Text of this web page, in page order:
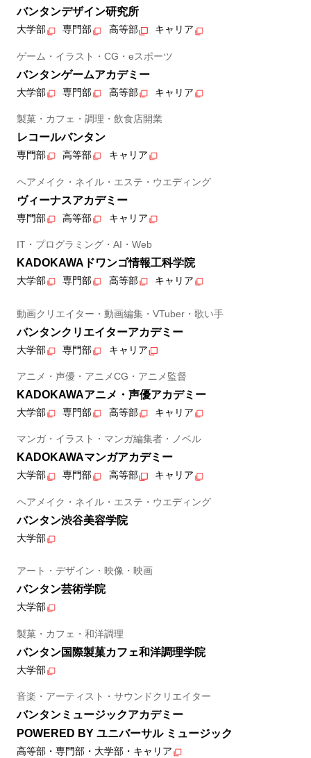
バンタンデザイン研究所
大学部 専門部 高等部 キャリア
ゲーム・イラスト・CG・eスポーツ
バンタンゲームアカデミー
大学部 専門部 高等部 キャリア
製菓・カフェ・調理・飲食店開業
レコールバンタン
専門部 高等部 キャリア
ヘアメイク・ネイル・エステ・ウエディング
ヴィーナスアカデミー
専門部 高等部 キャリア
IT・プログラミング・AI・Web
KADOKAWAドワンゴ情報工科学院
大学部 専門部 高等部 キャリア
動画クリエイター・動画編集・VTuber・歌い手
バンタンクリエイターアカデミー
大学部 専門部 キャリア
アニメ・声優・アニメCG・アニメ監督
KADOKAWAアニメ・声優アカデミー
大学部 専門部 高等部 キャリア
マンガ・イラスト・マンガ編集者・ノベル
KADOKAWAマンガアカデミー
大学部 専門部 高等部 キャリア
ヘアメイク・ネイル・エステ・ウエディング
バンタン渋谷美容学院
大学部
アート・デザイン・映像・映画
バンタン芸術学院
大学部
製菓・カフェ・和洋調理
バンタン国際製菓カフェ和洋調理学院
大学部
音楽・アーティスト・サウンドクリエイター
バンタンミュージックアカデミー
POWERED BY ユニバーサル ミュージック
高等部・専門部・大学部・キャリア